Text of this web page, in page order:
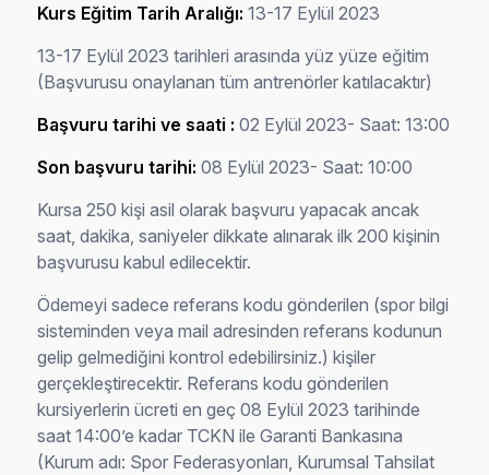
Kurs Eğitim Tarih Aralığı: 13-17 Eylül 2023
13-17 Eylül 2023 tarihleri arasında yüz yüze eğitim
(Başvurusu onaylanan tüm antrenörler katılacaktır)
Başvuru tarihi ve saati :02 Eylül 2023- Saat: 13:00
Son başvuru tarihi:08 Eylül 2023- Saat: 10:00
Kursa 250 kişi asil olarak başvuru yapacak ancak
saat, dakika, saniyeler dikkate alınarak ilk 200 kişinin
başvurusu kabul edilecektir.
Ödemeyi sadece referans kodu gönderilen (spor bilgi
sisteminden veya mail adresinden referans kodunun
gelip gelmediğini kontrol edebilirsiniz.) kişiler
gerçekleştirecektir. Referans kodu gönderilen
kursiyerlerin ücreti en geç 08 Eylül 2023 tarihinde
saat 14:00’e kadar TCKN ile Garanti Bankasına
(Kurum adı: Spor Federasyonları, Kurumsal Tahsilat